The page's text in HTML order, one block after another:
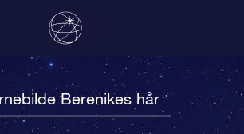
Berenikes hår